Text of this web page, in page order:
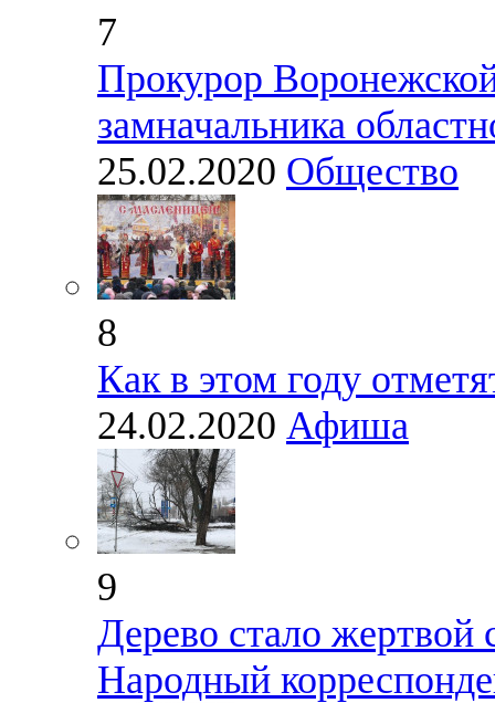
7
Прокурор
замначальника
25.02.2020 Общество
8
Как в этом году
24.02.2020 Афиша
9
Дерево стало жертвой
Народный